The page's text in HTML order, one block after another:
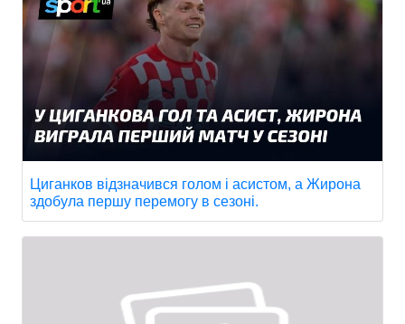
Циганков відзначився голом і асистом, а Жирона
здобула першу перемогу в сезоні.